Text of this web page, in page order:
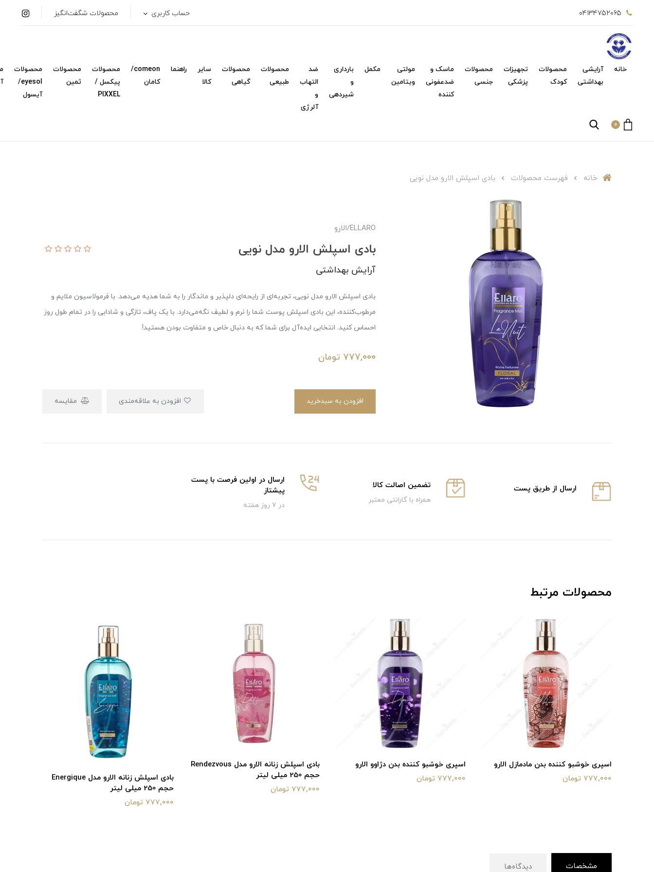
04134752065 حساب کاربری محصولات شگفت‌انگیز
خانه
آرایشی
بهداشتی
محصولات
کودک
تجهیزات
پزشکی
محصولات
جنسی
ماسک و
ضدعفونی
کننده
مولتی
ویتامین
مکمل
بارداری
و
شیردهی
ضد
التهاب
و
آلرژی
محصولات
طبیعی
محصولات
گیاهی
سایر
کالا
راهنما
comeon/
کامان
محصولات
پیکسل /
PIXXEL
محصولات
ثمین
محصولات
eyesol/
آیسول
0
خانه فهرست محصولات بادی اسپلش الارو مدل نویی
ELLARO/الارو
بادی اسپلش الارو مدل نویی
آرایش بهداشتی
بادی اسپلش الارو مدل نویی، تجربه‌ای از رایحه‌ای دلپذیر و ماندگار را به شما هدیه می‌دهد. با فرمولاسیون ملایم و
مرطوب‌کننده، این بادی اسپلش پوست شما را نرم و لطیف نگه‌می‌دارد. با یک پاف، تازگی و شادابی را در تمام طول روز
احساس کنید. انتخابی ایده‌آل برای شما که به دنبال خاص و متفاوت بودن هستید!
777,000 تومان
افزودن به سبدخرید مقایسه
ارسال از طریق پست تضمین اصالت کالا
همراه با گارانتی معتبر
ارسال در اولین فرصت با پست
پیشتاز
در 7 روز هفته
محصولات مرتبط
اسپری خوشبو کننده بدن مادمازل الارو
777,000 تومان
اسپری خوشبو کننده بدن دژاوو الارو
777,000 تومان
بادی اسپلش زنانه الارو مدل Rendezvous
حجم 250 میلی لیتر
777,000 تومان
بادی اسپلش زنانه الارو مدل Energique
حجم 250 میلی لیتر
777,000 تومان
مشخصات دیدگاه‌ها